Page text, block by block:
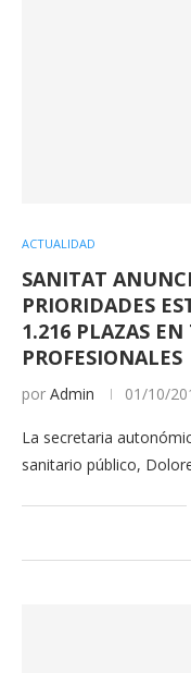
ACTUALIDAD
SANITAT
PRIORIDADES
1.216 PLAZAS EN
PROFESIONALES
por Admin 01/10/
La secretaria
sanitario público,